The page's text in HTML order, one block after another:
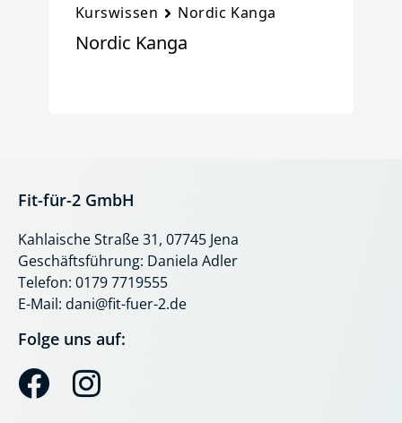
Kurswissen
Nordic Kanga
Nordic Kanga
Fit-für-2 GmbH
Kahlaische Straße 31, 07745 Jena
Geschäftsführung: Daniela Adler
Telefon: 0179 7719555
E-Mail: dani@fit-fuer-2.de
Folge uns auf:
F I